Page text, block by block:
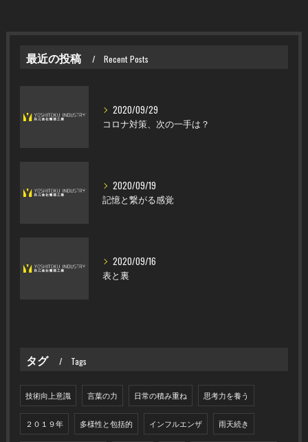
最近の投稿 Recent Posts
2020/09/29
コロナ対策、次の一手は？
2020/09/19
記憶と繋がる感覚
2020/09/16
表と裏
タグ Tags
技術向上意識 言葉の力 日常の積み重ね 思考力を養う
２０１９年 多様性と包括的 インフルエンザ 雨天続き